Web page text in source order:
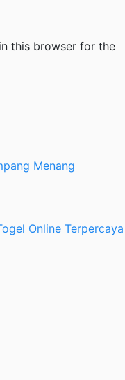
this browser for the
Menang
Online Terpercaya